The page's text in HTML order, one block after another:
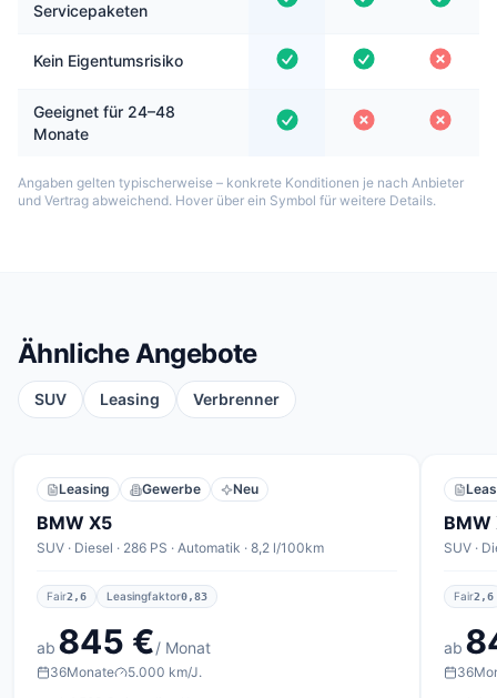
Servicepaketen
Kein Eigentumsrisiko
Geeignet für 24–48
Monate
Angaben gelten typischerweise – konkrete Konditionen je nach Anbieter
und Vertrag abweichend. Hover über ein Symbol für weitere Details.
Ähnliche Angebote
SUV Leasing Verbrenner
Leasing Gewerbe Neu
BMW X5
SUV · Diesel · 286 PS · Automatik · 8,2 l/100km
Fair2,6 Leasingfaktor0,83
ab 845 €/ Monat
36Monate
5.000 km/J.
BMW
SUV ·
Fair2,6
ab
36